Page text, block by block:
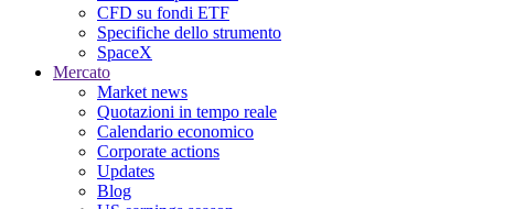
CFD su fondi ETF
Specifiche dello strumento
SpaceX
Mercato
Market news
Quotazioni in tempo reale
Calendario economico
Corporate actions
Updates
Blog